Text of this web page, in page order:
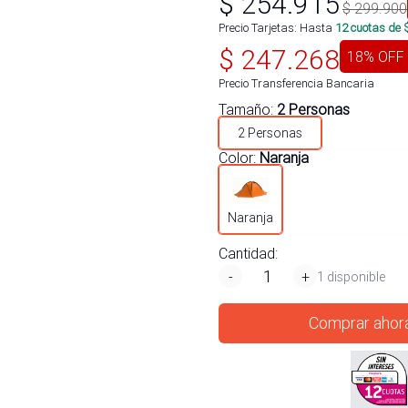
$299.900
Precio Tarjetas: Hasta 12cuotas de
$ 247.268 18% OFF
Precio Transferencia Bancaria
Tamaño: 2 Personas
2 Personas
Color: Naranja
Naranja
Cantidad:
-
+ 1 disponible
Comprar